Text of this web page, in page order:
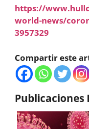
https://
world-news/
3957329
Compartir este
Publicaciones